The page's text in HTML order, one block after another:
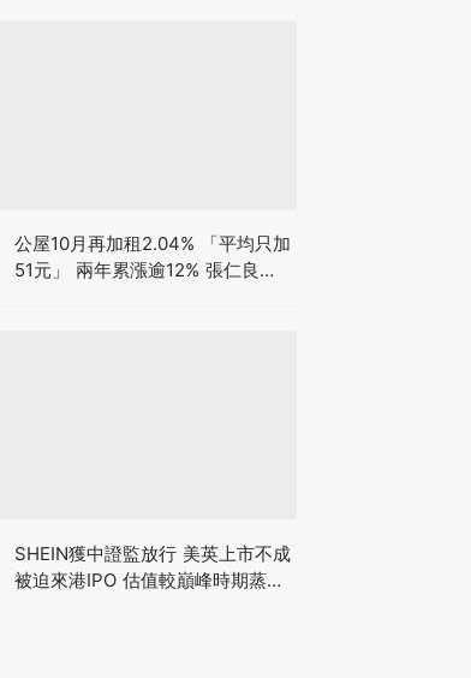
公屋10月再加租2.04% 「平均只加
51元」 兩年累漲逾12% 張仁良指
SHEIN獲中證監放行 美英上市不成
被迫來港IPO 估值較巔峰時期蒸發